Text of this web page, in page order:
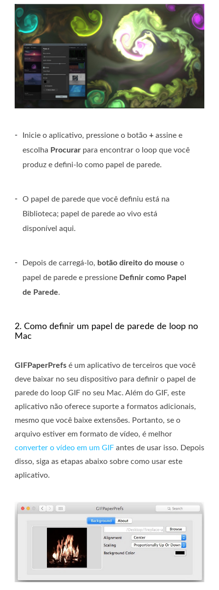
- Inicie o aplicativo, pressione o botão + assine e
escolha Procurar para encontrar o loop que você
produz e defini-lo como papel de parede.
-
O papel de parede que você definiu está na
Biblioteca; papel de parede ao vivo está
disponível aqui.
- Depois de carregá-lo, botão direito do mouse o
papel de parede e pressione Definir como Papel
de Parede.
2. Como definir um papel de parede de loop no
Mac
GIFPaperPrefs é um aplicativo de terceiros que você
deve baixar no seu dispositivo para definir o papel de
parede do loop GIF no seu Mac. Além do GIF, este
aplicativo não oferece suporte a formatos adicionais,
mesmo que você baixe extensões. Portanto, se o
arquivo estiver em formato de vídeo, é melhor
converter o vídeo em um GIF antes de usar isso. Depois
disso, siga as etapas abaixo sobre como usar este
aplicativo.